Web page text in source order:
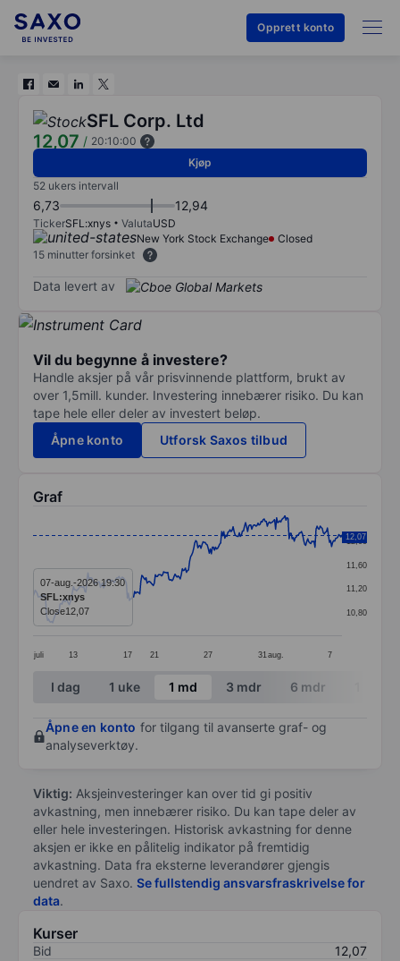
Opprett konto
SFL Corp. Ltd
12,07 / 20:10:00
Kjøp
52 ukers intervall
6,73 12,94
TickerSFL:xnys ValutaUSD
New York Stock Exchange
Closed
15 minutter forsinket
Data levert av
Vil du begynne å investere?
Handle aksjer på vår prisvinnende plattform, brukt av
over 1,5mill. kunder. Investering innebærer risiko. Du kan
tape hele eller deler av investert beløp.
Åpne konto
Utforsk Saxos tilbud
Graf
Line chart with 299 data points.
The chart has 1 X axis displaying categories.
The chart has 1 Y axis displaying values. Data ranges
juli 13 17 21 27 31 aug. 7
10,80
11,20
11,60
12,00
12,07
07-aug.-2026 19:30
SFL:xnys
Close12,07
End of interactive chart.
I dag 1 uke 1 md 3 mdr 6 mdr
Åpne en konto for tilgang til avanserte graf- og
analyseverktøy.
Viktig: Aksjeinvesteringer kan over tid gi positiv
avkastning, men innebærer risiko. Du kan tape deler av
eller hele investeringen. Historisk avkastning for denne
aksjen er ikke en pålitelig indikator på fremtidig
avkastning. Data fra eksterne leverandører gjengis
uendret av Saxo. Se fullstendig ansvarsfraskrivelse for
data.
Kurser
Bid
12,07